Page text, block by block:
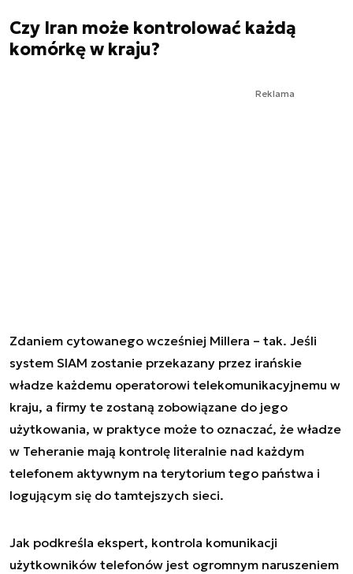
Czy Iran może kontrolować każdą
komórkę w kraju?
Reklama
Zdaniem cytowanego wcześniej Millera – tak. Jeśli
system SIAM zostanie przekazany przez irańskie
władze każdemu operatorowi telekomunikacyjnemu w
kraju, a firmy te zostaną zobowiązane do jego
użytkowania, w praktyce może to oznaczać, że władze
w Teheranie mają kontrolę literalnie nad każdym
telefonem aktywnym na terytorium tego państwa i
logującym się do tamtejszych sieci.
Jak podkreśla ekspert, kontrola komunikacji
użytkowników telefonów jest ogromnym naruszeniem